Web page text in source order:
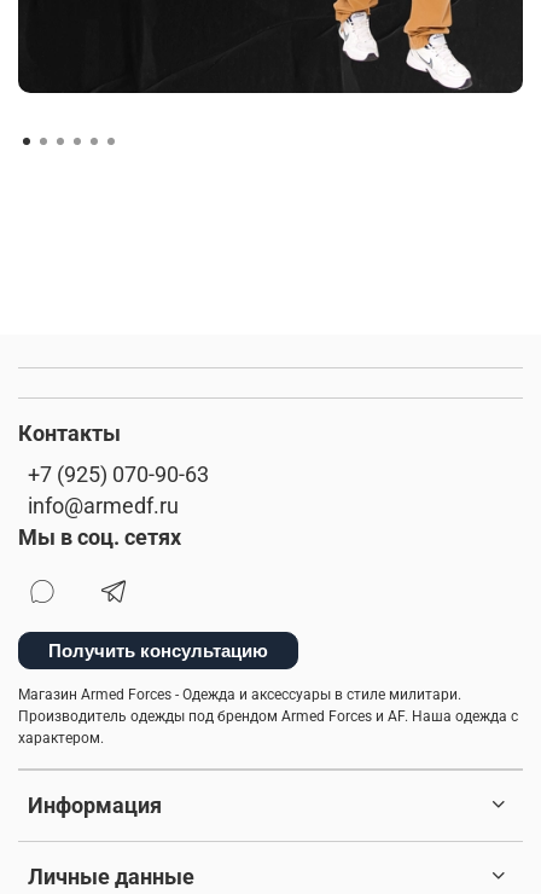
Информация
Личные данные
Контакты
+7 (925) 070-90-63
info@armedf.ru
Мы в соц. сетях
Получить консультацию
Магазин Armed Forces - Одежда и аксессуары в стиле милитари.
Производитель одежды под брендом Armed Forces и AF. Наша одежда с
характером.